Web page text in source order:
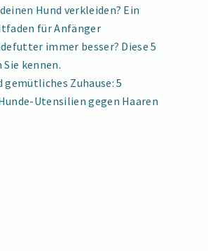
Hund verkleiden? Ein
für Anfänger
immer besser? Diese 5
kennen.
gemütliches Zuhause: 5
Utensilien gegen Haaren